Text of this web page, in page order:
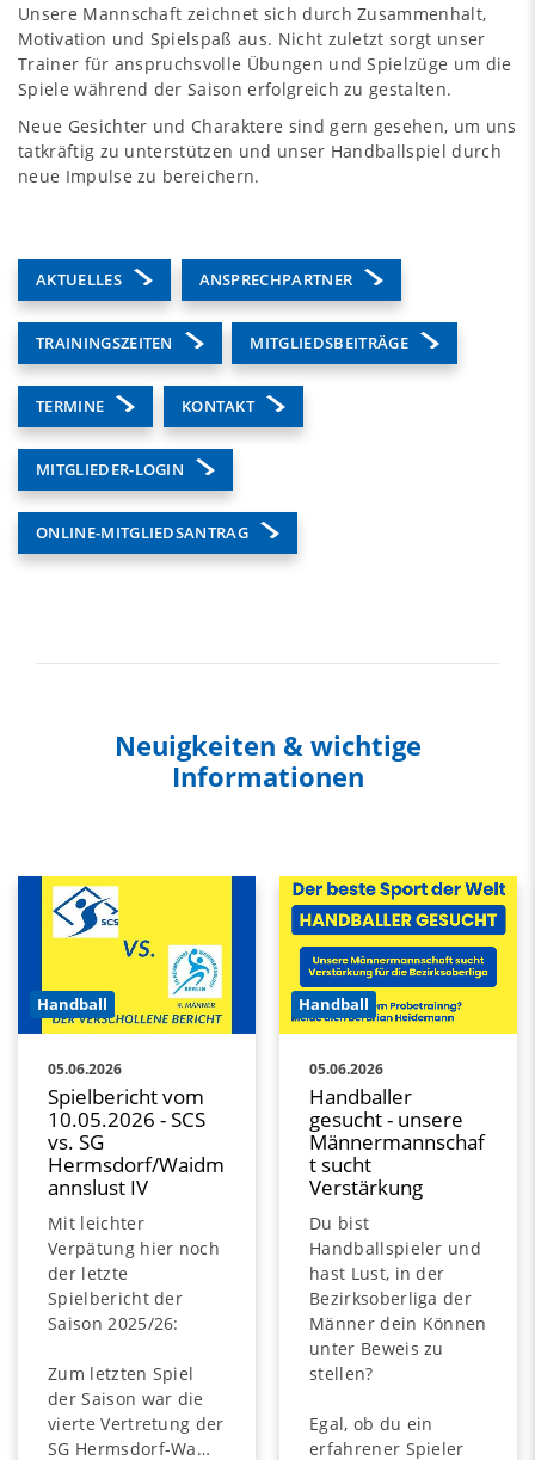
Unsere Mannschaft zeichnet sich durch Zusammenhalt,
Motivation und Spielspaß aus. Nicht zuletzt sorgt unser
Trainer für anspruchsvolle Übungen und Spielzüge um die
Spiele während der Saison erfolgreich zu gestalten.
Neue Gesichter und Charaktere sind gern gesehen, um uns
tatkräftig zu unterstützen und unser Handballspiel durch
neue Impulse zu bereichern.
AKTUELLES ANSPRECHPARTNER
TRAININGSZEITEN MITGLIEDSBEITRÄGE
TERMINE KONTAKT
MITGLIEDER-LOGIN
ONLINE-MITGLIEDSANTRAG
Neuigkeiten & wichtige
Informationen
Handball
05.06.2026
Spielbericht vom
10.05.2026 - SCS
vs. SG
Hermsdorf/Waidm
annslust IV
Mit leichter
Verpätung hier noch
der letzte
Spielbericht der
Saison 2025/26:
Zum letzten Spiel
der Saison war die
vierte Vertretung der
SG Hermsdorf-Wa…
Handball
05.06.2026
Handballer
gesucht - unsere
Männermannschaf
t sucht
Verstärkung
Du bist
Handballspieler und
hast Lust, in der
Bezirksoberliga der
Männer dein Können
unter Beweis zu
stellen?
Egal, ob du ein
erfahrener Spieler